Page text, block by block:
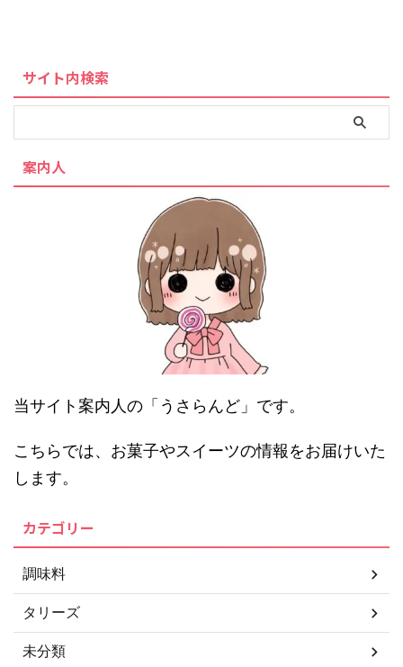
サイト内検索
案内人
当サイト案内人の「うさらんど」です。
こちらでは、お菓子やスイーツの情報をお届けいた
します。
カテゴリー
調味料
タリーズ
未分類